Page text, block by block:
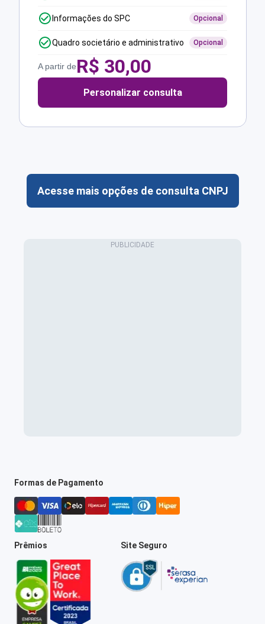
Informações do SPC Opcional
Quadro societário e administrativo Opcional
A partir deR$ 30,00
Personalizar consulta
Acesse mais opções de consulta CNPJ
Formas de Pagamento
Prêmios Site Seguro